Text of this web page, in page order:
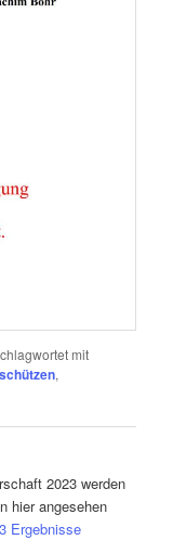
mit
,
2023 werden
hier angesehen
Ergebnisse